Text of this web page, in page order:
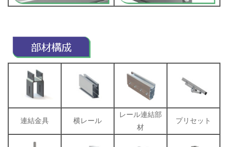
連結金具 横レール
レール連結部
材
プリセット